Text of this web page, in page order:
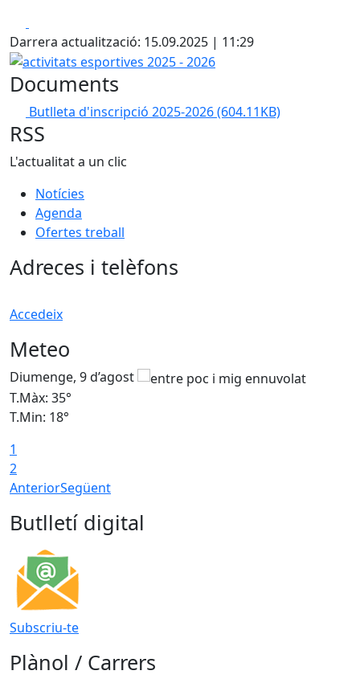
Darrera actualització: 15.09.2025 | 11:29
activitats esportives 2025 - 2026
Documents
Butlleta d'inscripció 2025-2026(604.11KB)
RSS
L'actualitat a un clic
Notícies
Agenda
Ofertes treball
Adreces i telèfons
Accedeix
Meteo
Diumenge, 9 d’agost
T.Màx: 35°
T.Min: 18°
1
2
AnteriorSegüent
Butlletí digital
Subscriu-te
Plànol / Carrers